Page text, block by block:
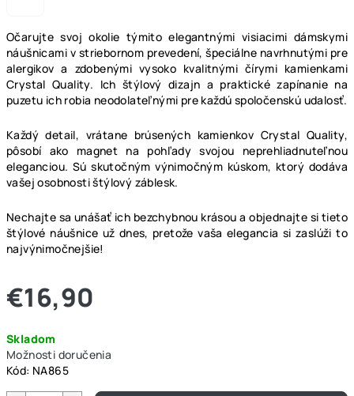
Očarujte svoj okolie týmito elegantnými visiacimi dámskymi
náušnicami v striebornom prevedení, špeciálne navrhnutými pre
alergikov a zdobenými vysoko kvalitnými čírymi kamienkami
Crystal Quality. Ich štýlový dizajn a praktické zapínanie na
puzetu ich robia neodolateľnými pre každú spoločenskú udalosť.
Každý detail, vrátane brúsených kamienkov Crystal Quality,
pôsobí ako magnet na pohľady svojou neprehliadnuteľnou
eleganciou. Sú skutočným výnimočným kúskom, ktorý dodáva
vašej osobnosti štýlový záblesk.
Nechajte sa unášať ich bezchybnou krásou a objednajte si tieto
štýlové náušnice už dnes, pretože vaša elegancia si zaslúži to
najvýnimočnejšie!
€16,90
cena:
Skladom
Možnosti doručenia
Kód: NA865